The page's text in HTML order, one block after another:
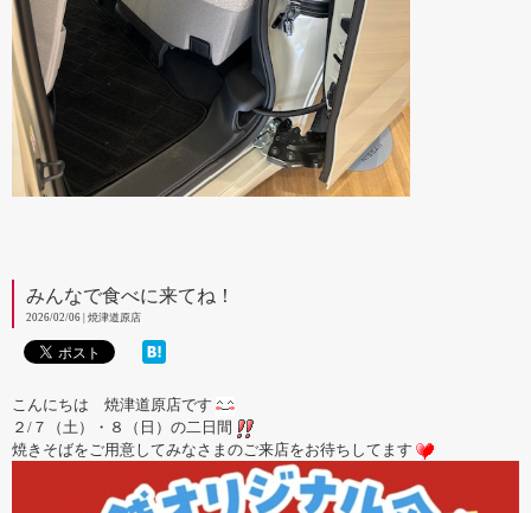
みんなで食べに来てね！
2026/02/06 | 焼津道原店
こんにちは 焼津道原店です
２/７（土）・８（日）の二日間
焼きそばをご用意してみなさまのご来店をお待ちしてます